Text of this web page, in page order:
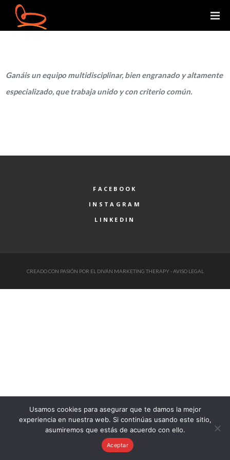
Ganáis un equipo multidisciplinar, bien engranado y altamente
especializado, que trabaja unido y con criterio común.
FACEBOOK
INSTAGRAM
LINKEDIN
CREADO CON PASIÓN POR EL DIVÁN MARKETING THERAPY-AVISO LEGAL
Usamos cookies para asegurar que te damos la mejor
experiencia en nuestra web. Si continúas usando este sitio,
asumiremos que estás de acuerdo con ello.
Aceptar